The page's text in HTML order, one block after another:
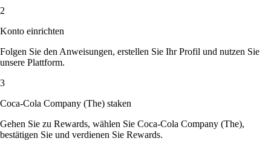
2
Konto einrichten
Folgen Sie den Anweisungen, erstellen Sie Ihr Profil und nutzen Sie
unsere Plattform.
3
Coca-Cola Company (The) staken
Gehen Sie zu Rewards, wählen Sie Coca-Cola Company (The),
bestätigen Sie und verdienen Sie Rewards.